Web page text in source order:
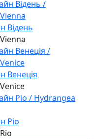
Відень
Венеція
Ріо